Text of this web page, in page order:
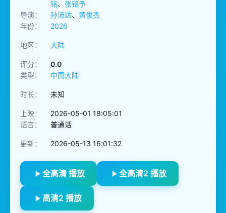
铭、 张铭予
导演：
孙沛达、 黄俊杰
年份：
2026
地区： 大陆
评分：
0.0
类型：
中国大陆
时长： 未知
上映：
2026-05-01 18:05:01
语言：
普通话
更新： 2026-05-13 16:01:32
全高清 播放 全高清2 播放
高清2 播放